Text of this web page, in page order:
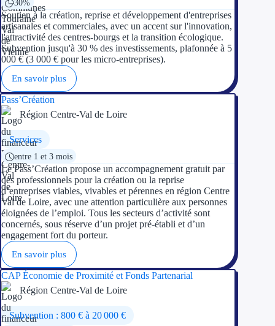
30%
Soutien à la création, reprise et développement d'entreprises
artisanales et commerciales, avec un accent sur l'innovation,
l'attractivité des centres-bourgs et la transition écologique.
Subvention jusqu'à 30 % des investissements, plafonnée à 5
000 € (3 000 € pour les micro-entreprises).
En savoir plus
Pass’Création
Région Centre-Val de Loire
Services
entre 1 et 3 mois
Le Pass’Création propose un accompagnement gratuit par
des professionnels pour la création ou la reprise
d’entreprises viables, vivables et pérennes en région Centre
Val de Loire, avec une attention particulière aux personnes
éloignées de l’emploi. Tous les secteurs d’activité sont
concernés, sous réserve d’un projet pré-établi et d’un
engagement fort du porteur.
En savoir plus
CAP Économie de Proximité et Fonds Partenarial
Région Centre-Val de Loire
Subvention : 800 € à 20 000 €